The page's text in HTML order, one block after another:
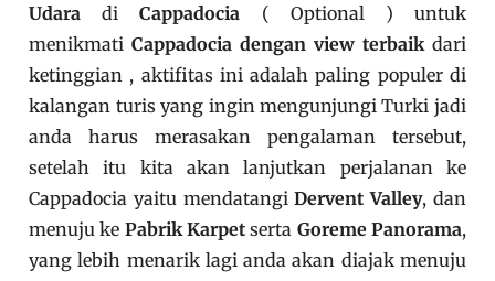
Udara diCappadocia ( Optional ) untuk
menikmatiCappadocia dengan view terbaikdari
ketinggian , aktifitas ini adalah paling populer di
kalangan turis yang ingin mengunjungi Turki jadi
anda harus merasakan pengalaman tersebut,
setelah itu kita akan lanjutkan perjalanan ke
Cappadocia yaitu mendatangiDervent Valley, dan
menuju ke Pabrik Karpet serta Goreme Panorama,
yang lebih menarik lagi anda akan diajak menuju